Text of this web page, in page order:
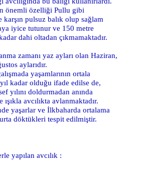
önemli özelliği Pullu gibi
karşın pulsuz balık olup sağlam
iyice tutunur ve 150 metre
dahi oltadan çıkmamaktadır.
zamanı yaz ayları olan Haziran,
aylarıdır.
yaşamlarının ortala
kadar olduğu ifade edilse de,
yılını doldurmadan anında
ışıkla avcılıkta avlanmaktadır.
yaşarlar ve İlkbaharda ortalama
döktükleri tespit edilmiştir.
yapılan avcılık :